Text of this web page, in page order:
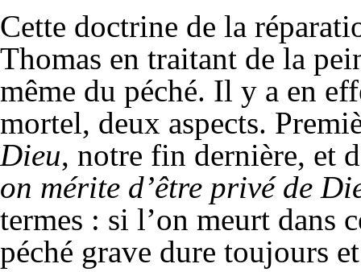
Cette doctrine de la
Thomas en traitant de la
même du péché. Il y a en
mortel, deux aspects.
Dieu, notre fin dernière, et
on mérite d’être privé de
termes : si l’on meurt dans
péché grave dure toujours